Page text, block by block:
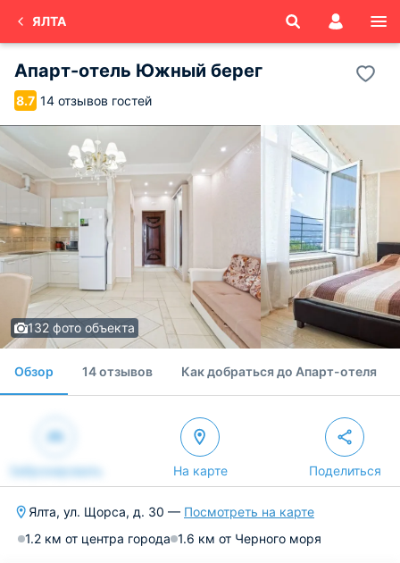
ЯЛТА
Апарт-отель Южный берег
8.7 14 отзывов гостей
132 фото объекта
Обзор 14 отзывов Как добраться до Апарт-отеля
Забронировать На карте Поделиться
Ялта, ул. Щорса, д. 30 — Посмотреть на карте
1.2 км от центра города 1.6 км от Черного моря